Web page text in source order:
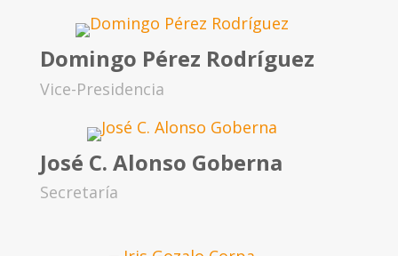
Domingo Pérez Rodríguez
Vice-Presidencia
José C. Alonso Goberna
Secretaría